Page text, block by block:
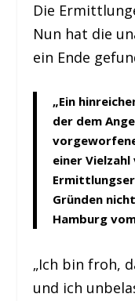
Die
Nun hat die
ein Ende
„Ein
der dem
einer
Gründen
Hamburg
„Ich bin froh,
und ich